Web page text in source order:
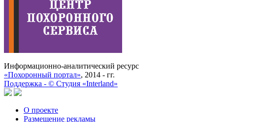
Информационно-аналитический ресурс
«Похоронный портал», 2014 - гг.
Поддержка - © Cтудия «Interland»
О проекте
Размещение рекламы